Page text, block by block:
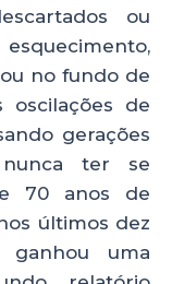
ou
no fundo de
oscilações de
gerações
ter se
70 anos de
últimos dez
uma